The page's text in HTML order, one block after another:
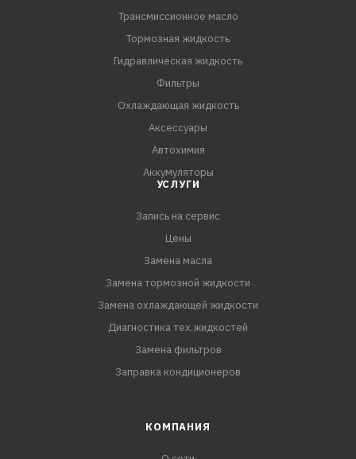
Трансмиссионное масло
Тормозная жидкость
Гидравлическая жидкость
Фильтры
Охлаждающая жидкость
Аксессуары
Автохимия
Аккумуляторы
УСЛУГИ
Запись на сервис
Цены
Замена масла
Замена тормозной жидкости
Замена охлаждающей жидкости
Диагностика тех.жидкостей
Замена фильтров
Заправка кондиционеров
КОМПАНИЯ